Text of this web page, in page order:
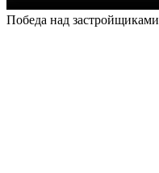
Победа над застройщиками